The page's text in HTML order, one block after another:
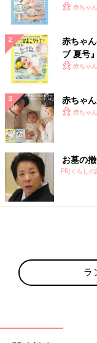
いっぱ
赤ちゃ
赤ちゃ
ブ 夏号
く！ お
赤ちゃ
赤ちゃ
赤ちゃ
お墓の
PR(くらしの
ラ